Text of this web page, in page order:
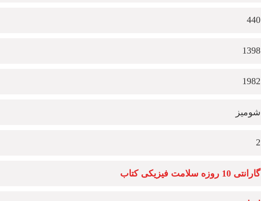
440
1398
1982
شومیز
2
گارانتی 10 روزه سلامت فیزیکی کتاب